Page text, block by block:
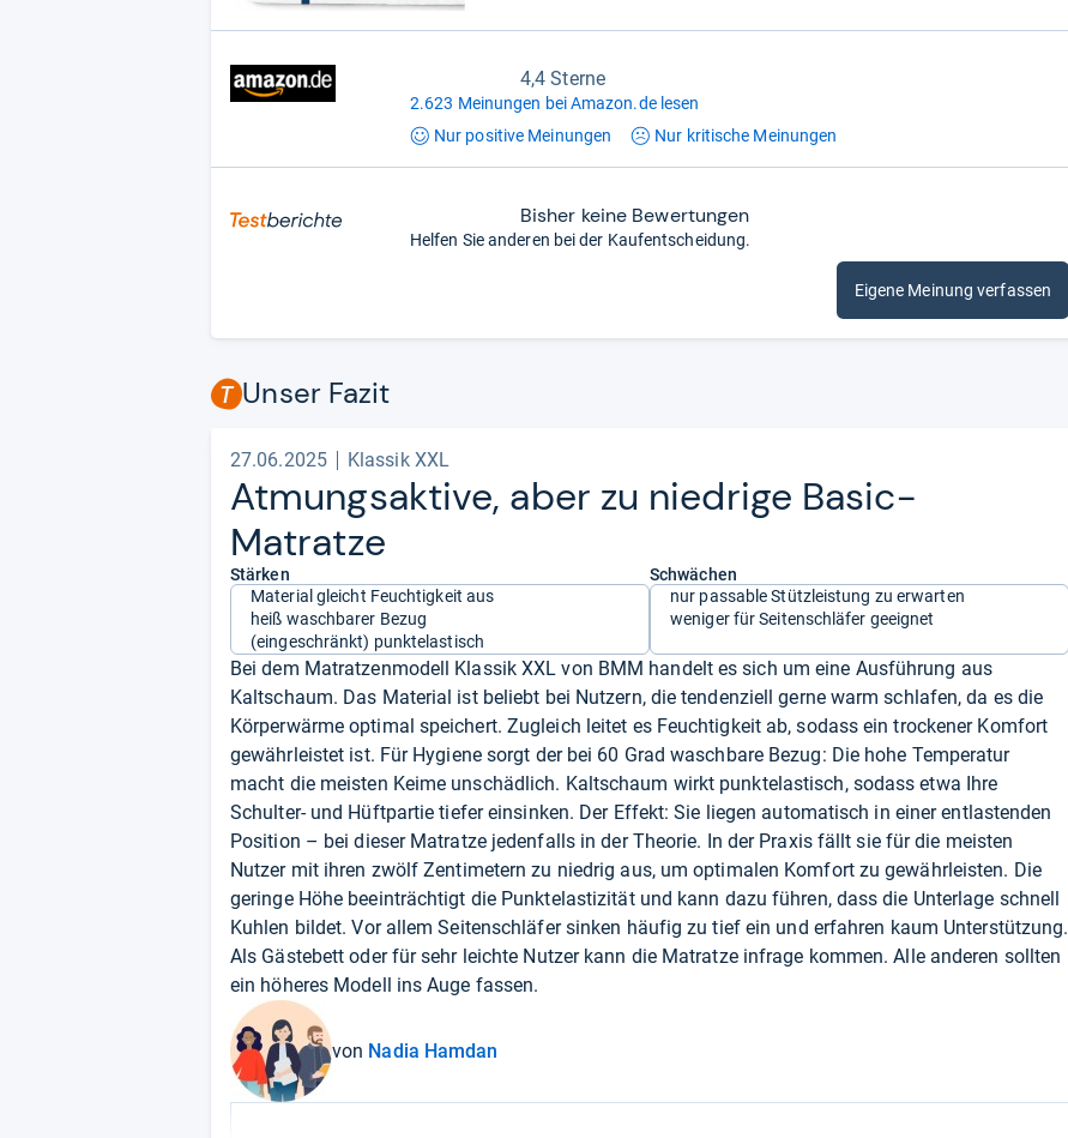
4,4 Sterne
2.623 Meinungen bei Amazon.de lesen
Nur positive Meinungen Nur kritische Meinungen
Bisher keine Bewertungen
Helfen Sie anderen bei der Kaufentscheidung.
Eigene Meinung verfassen
Unser Fazit
27.06.2025 Klassik XXL
Atmungs­ak­tive, aber zu nied­rige Basic-​
Matratze
Stärken
Material gleicht Feuchtigkeit aus
heiß waschbarer Bezug
(eingeschränkt) punktelastisch
Schwächen
nur passable Stützleistung zu erwarten
weniger für Seitenschläfer geeignet
Bei dem Matratzenmodell Klassik XXL von BMM handelt es sich um eine Ausführung aus
Kaltschaum. Das Material ist beliebt bei Nutzern, die tendenziell gerne warm schlafen, da es die
Körperwärme optimal speichert. Zugleich leitet es Feuchtigkeit ab, sodass ein trockener Komfort
gewährleistet ist. Für Hygiene sorgt der bei 60 Grad waschbare Bezug: Die hohe Temperatur
macht die meisten Keime unschädlich. Kaltschaum wirkt punktelastisch, sodass etwa Ihre
Schulter- und Hüftpartie tiefer einsinken. Der Effekt: Sie liegen automatisch in einer entlastenden
Position – bei dieser Matratze jedenfalls in der Theorie. In der Praxis fällt sie für die meisten
Nutzer mit ihren zwölf Zentimetern zu niedrig aus, um optimalen Komfort zu gewährleisten. Die
geringe Höhe beeinträchtigt die Punktelastizität und kann dazu führen, dass die Unterlage schnell
Kuhlen bildet. Vor allem Seitenschläfer sinken häufig zu tief ein und erfahren kaum Unterstützung.
Als Gästebett oder für sehr leichte Nutzer kann die Matratze infrage kommen. Alle anderen sollten
ein höheres Modell ins Auge fassen.
von Nadia Hamdan